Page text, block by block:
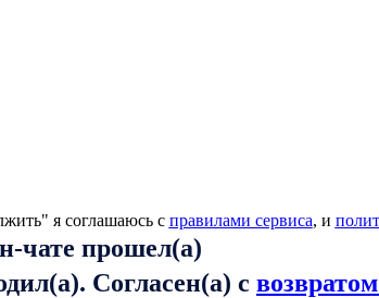
я соглашаюсь с правилами сервиса, и
чате прошел(а)
Согласен(а) с